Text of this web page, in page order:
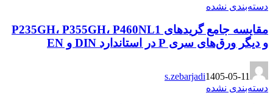
دسته‌بندی نشده
مقایسه جامع گریدهای P235GH، P355GH، P460NL1
و دیگر ورق‌های سری P در استاندارد DIN و EN
s.zebarjadi1405-05-11
دسته‌بندی نشده